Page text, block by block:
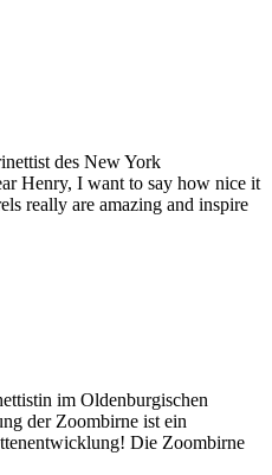
des New York
Henry, I want to say how nice it
really are amazing and inspire
im Oldenburgischen
der Zoombirne ist ein
Die Zoombirne